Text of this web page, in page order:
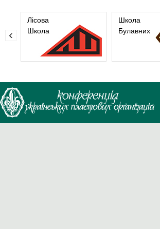
Лісова
Школа
Школа
Булавних
‹